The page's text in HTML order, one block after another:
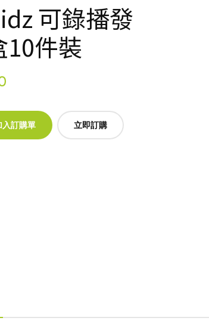
可錄播發
件裝
立即訂購